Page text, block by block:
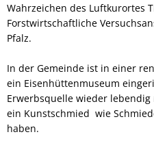
Wahrzeichen des Luftkurortes
Forstwirtschaftliche
Pfalz.
In der Gemeinde ist in einer
ein Eisenhüttenmuseum
Erwerbsquelle wieder
ein Kunstschmied wie
haben.